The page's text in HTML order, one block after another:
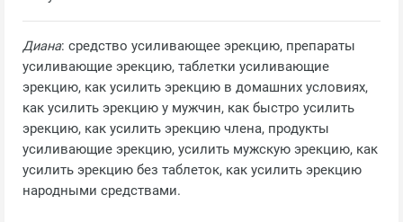
Диана: средство усиливающее эрекцию, препараты
усиливающие эрекцию, таблетки усиливающие
эрекцию, как усилить эрекцию в домашних условиях,
как усилить эрекцию у мужчин, как быстро усилить
эрекцию, как усилить эрекцию члена, продукты
усиливающие эрекцию, усилить мужскую эрекцию, как
усилить эрекцию без таблеток, как усилить эрекцию
народными средствами.